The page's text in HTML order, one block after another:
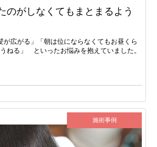
のがしなくてもまとまるよう
が広がる」「朝は位にならなくてもお昼くら
ねる」 といったお悩みを抱えていました。
施術事例